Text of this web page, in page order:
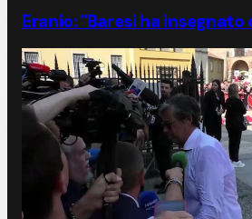
Eranio: "Baresi ha insegnato